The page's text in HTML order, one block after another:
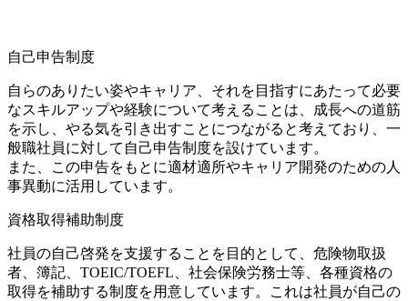
自己申告制度
自らのありたい姿やキャリア、それを目指すにあたって必要
なスキルアップや経験について考えることは、成長への道筋
を示し、やる気を引き出すことにつながると考えており、一
般職社員に対して自己申告制度を設けています。
また、この申告をもとに適材適所やキャリア開発のための人
事異動に活用しています。
資格取得補助制度
社員の自己啓発を支援することを目的として、危険物取扱
者、簿記、TOEIC/TOEFL、社会保険労務士等、各種資格の
取得を補助する制度を用意しています。これは社員が自己の